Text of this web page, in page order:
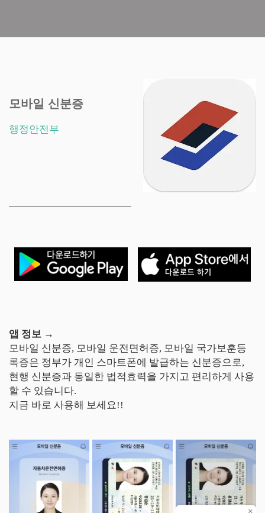
모바일 신분증
행정안전부
앱 정보 →
모바일 신분증, 모바일 운전면허증, 모바일 국가보훈등
록증은 정부가 개인 스마트폰에 발급하는 신분증으로,
현행 신분증과 동일한 법적효력을 가지고 편리하게 사용
할 수 있습니다.
지금 바로 사용해 보세요!!